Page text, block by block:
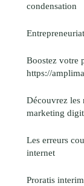
condensation
Boostez votre
https://
Découvrez les
marketing
Les erreurs
internet
Proratis